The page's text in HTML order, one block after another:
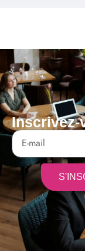
Inscrivez-
Alternative: